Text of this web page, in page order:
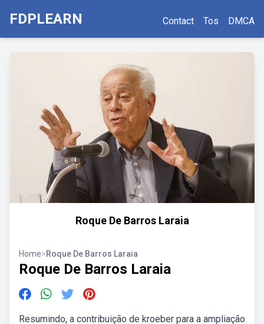
FDPLEARN Contact Tos DMCA
Roque De Barros Laraia
Home>Roque De Barros Laraia
Roque De Barros Laraia
Resumindo, a contribuição de kroeber para a ampliação